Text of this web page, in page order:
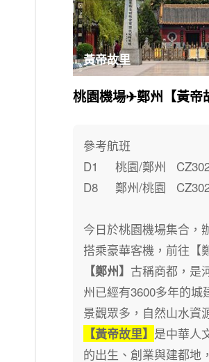
桃園機場✈鄭州【黃帝
參考航班
D1 桃園/鄭州
D8 鄭州/桃園
今日於桃園機場集合，
搭乘豪華客機，前往【
【鄭州】 古稱商都，是
州已經有3600多年的城
景觀眾多，自然山水資
【黃帝故里】 是中華人
的出生、創業與建都地
黃帝故里